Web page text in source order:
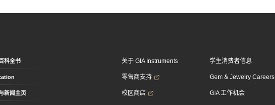
科全书
新闻主页
关于 GIA Instruments
零售商支持
校区商店
学生消费者信息
Gem & Jewelry Careers
GIA 工作机会